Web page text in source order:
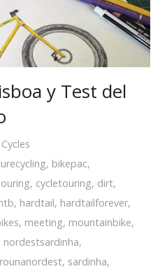
y Test del
, bikepac,
, cycletouring, dirt,
, hardtail, hardtailforever,
, meeting, mountainbike,
nordestsardinha,
, sardinha,